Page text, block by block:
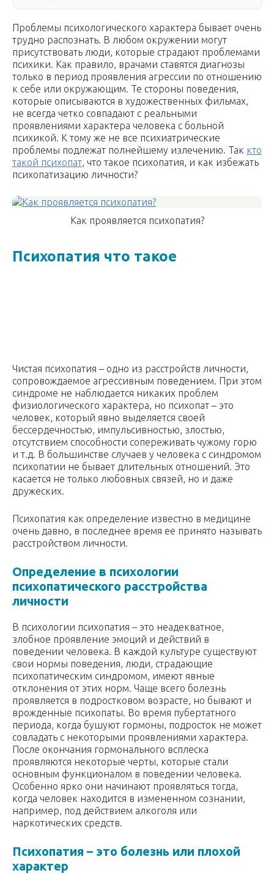
Проблемы психологического характера бывает очень
трудно распознать. В любом окружении могут
присутствовать люди, которые страдают проблемами
психики. Как правило, врачами ставятся диагнозы
только в период проявления агрессии по отношению
к себе или окружающим. Те стороны поведения,
которые описываются в художественных фильмах,
не всегда четко совпадают с реальными
проявлениями характера человека с больной
психикой. К тому же не все психиатрические
проблемы подлежат полнейшему излечению. Так кто
такой психопат, что такое психопатия, и как избежать
психопатизацию личности?
Как проявляется психопатия?
Психопатия что такое
Чистая психопатия – одно из расстройств личности,
сопровождаемое агрессивным поведением. При этом
синдроме не наблюдается никаких проблем
физиологического характера, но психопат – это
человек, который явно выделяется своей
бессердечностью, импульсивностью, злостью,
отсутствием способности сопереживать чужому горю
и т.д. В большинстве случаев у человека с синдромом
психопатии не бывает длительных отношений. Это
касается не только любовных связей, но и даже
дружеских.
Психопатия как определение известно в медицине
очень давно, в последнее время ее принято называть
расстройством личности.
Определение в психологии
психопатического расстройства
личности
В психологии психопатия – это неадекватное,
злобное проявление эмоций и действий в
поведении человека. В каждой культуре существуют
свои нормы поведения, люди, страдающие
психопатическим синдромом, имеют явные
отклонения от этих норм. Чаще всего болезнь
проявляется в подростковом возрасте, но бывают и
врожденные психопаты. Во время пубертатного
периода, когда бушуют гормоны, подросток не может
совладать с некоторыми проявлениями характера.
После окончания гормонального всплеска
проявляются некоторые черты, которые стали
основным функционалом в поведении человека.
Особенно ярко они начинают проявляться тогда,
когда человек находится в измененном сознании,
например, под действием алкоголя или
наркотических средств.
Психопатия – это болезнь или плохой
характер